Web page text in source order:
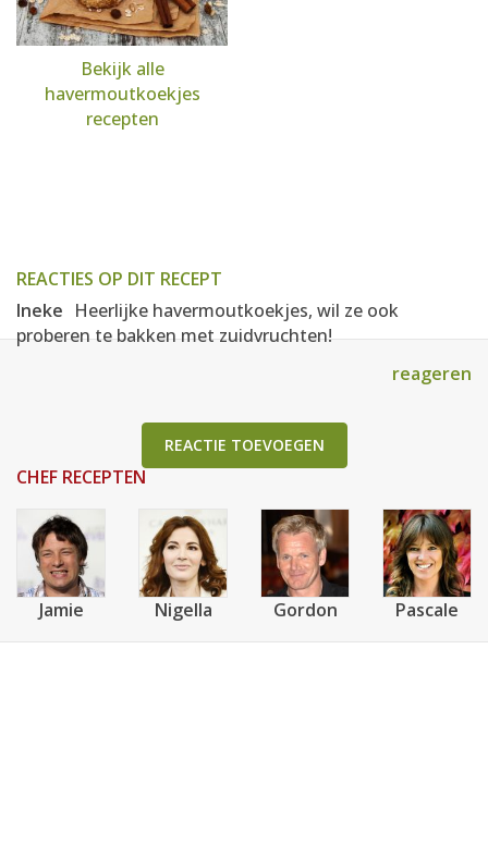
Bekijk alle
havermoutkoekjes
recepten
REACTIES OP DIT RECEPT
Ineke Heerlijke havermoutkoekjes, wil ze ook
proberen te bakken met zuidvruchten!
reageren
REACTIE TOEVOEGEN
CHEF RECEPTEN
Jamie Nigella Gordon Pascale